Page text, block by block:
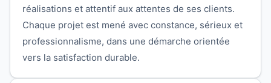
réalisations et attentif aux attentes de ses clients.
Chaque projet est mené avec constance, sérieux et
professionnalisme, dans une démarche orientée
vers la satisfaction durable.